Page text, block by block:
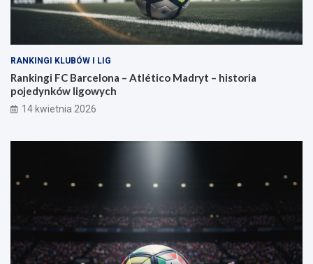
RANKINGI KLUBÓW I LIG
Rankingi FC Barcelona – Atlético Madryt – historia
pojedynków ligowych
14 kwietnia 2026